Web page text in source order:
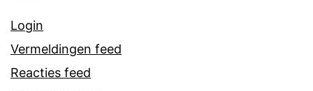
Login
Vermeldingen feed
Reacties feed